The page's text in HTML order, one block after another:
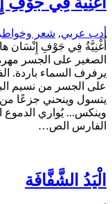
أدب عربي, شعر وخواطر
الصغير على الجسر
يرفرف السماء باردة.
على الجسر من نسيم
يتسول وينحني جزعًا من
وينكس... يُواري الدموع
الفارس الص…
الْيَدُ الشَّفَّافَة